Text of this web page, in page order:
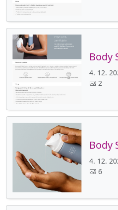
Body
4. 12.
2
Body
4. 12.
6